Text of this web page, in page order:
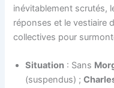
inévitablement scrutés,
réponses et le vestiaire
collectives pour
Situation : Sans
(suspendus) ;